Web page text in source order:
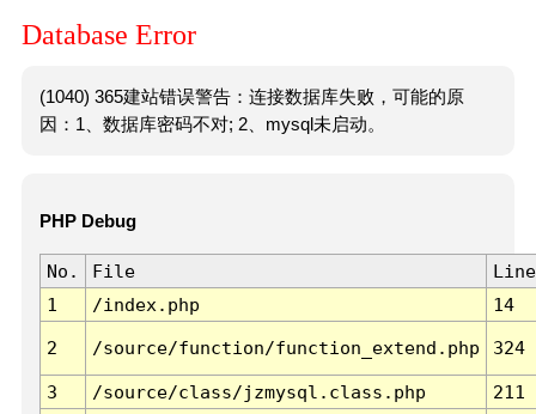
Database Error
(1040) 365建站错误警告：连接数据库失败，可能的原
因：1、数据库密码不对; 2、mysql未启动。
PHP Debug
No. File
Line
1
/index.php 14
2 /source/function/function_extend.php 324
3 /source/class/jzmysql.class.php
211